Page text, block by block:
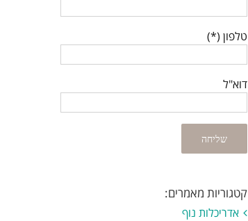
טלפון (*)
דוא"ל
קטגוריות מאמרים:
אדריכלות נוף